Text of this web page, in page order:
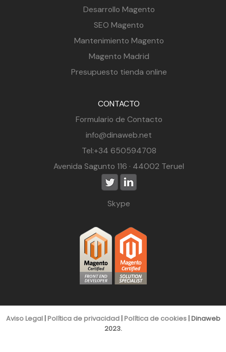
Desarrollo Magento
SEO Magento
Mantenimiento Magento
Magento Madrid
Presupuesto tienda online
CONTACTO
Formulario de Contacto
info@dinaweb.net
Tel:+34 650594708
Avenida Sagunto 116 · 44002 Teruel
Skype
Aviso Legal| Política de privacidad| Política de cookies| Dinaweb
2023.